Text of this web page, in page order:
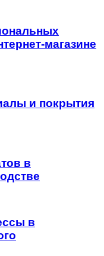
магазине
и покрытия
в
в